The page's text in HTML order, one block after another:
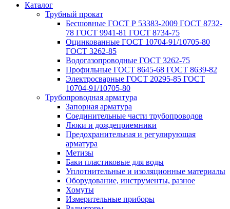
Каталог
Трубный прокат
Беcшовные ГОСТ Р 53383-2009 ГОСТ 8732-
78 ГОСТ 9941-81 ГОСТ 8734-75
Оцинкованные ГОСТ 10704-91/10705-80
ГОСТ 3262-85
Водогазопроводные ГОСТ 3262-75
Профильные ГОСТ 8645-68 ГОСТ 8639-82
Электросварные ГОСТ 20295-85 ГОСТ
10704-91/10705-80
Трубопроводная арматура
Запорная арматура
Соединительные части трубопроводов
Люки и дождеприемники
Предохранительная и регулирующая
арматура
Метизы
Баки пластиковые для воды
Уплотнительные и изоляционные материалы
Оборудование, инструменты, разное
Хомуты
Измерительные приборы